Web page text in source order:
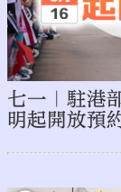
七一｜駐港
明起開放預